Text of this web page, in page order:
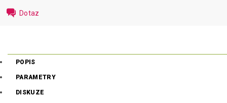
Dotaz
POPIS
PARAMETRY
DISKUZE